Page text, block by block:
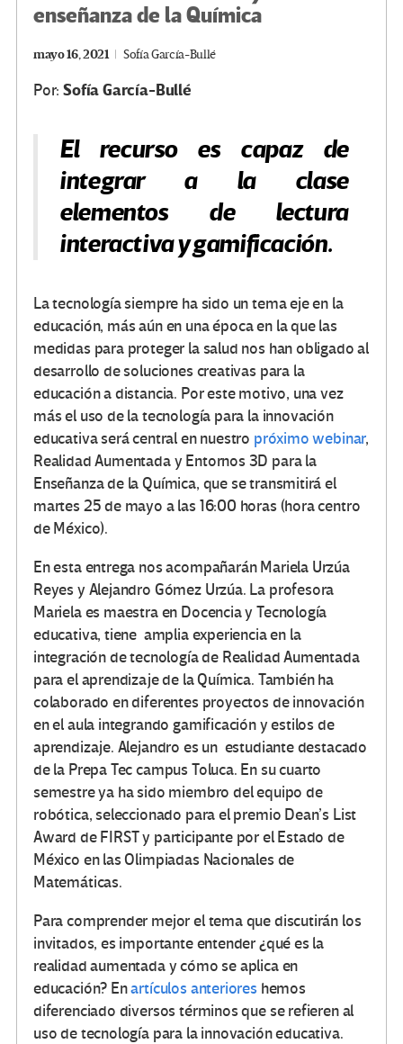
enseñanza de la Química
mayo 16, 2021 Sofía García-Bullé
Por:Sofía García-Bullé
El recurso es capaz de
integrar a la clase
elementos de lectura
interactiva y gamificación.
La tecnología siempre ha sido un tema eje en la
educación, más aún en una época en la que las
medidas para proteger la salud nos han obligado al
desarrollo de soluciones creativas para la
educación a distancia. Por este motivo, una vez
más el uso de la tecnología para la innovación
educativa será central en nuestro próximo webinar,
Realidad Aumentada y Entornos 3D para la
Enseñanza de la Química, que se transmitirá el
martes 25 de mayo a las 16:00 horas (hora centro
de México).
En esta entrega nos acompañarán Mariela Urzúa
Reyes y Alejandro Gómez Urzúa. La profesora
Mariela es maestra en Docencia y Tecnología
educativa, tiene amplia experiencia en la
integración de tecnología de Realidad Aumentada
para el aprendizaje de la Química. También ha
colaborado en diferentes proyectos de innovación
en el aula integrando gamificación y estilos de
aprendizaje. Alejandro es un estudiante destacado
de la Prepa Tec campus Toluca. En su cuarto
semestre ya ha sido miembro del equipo de
robótica, seleccionado para el premio Dean’s List
Award de FIRST y participante por el Estado de
México en las Olimpiadas Nacionales de
Matemáticas.
Para comprender mejor el tema que discutirán los
invitados, es importante entender ¿qué es la
realidad aumentada y cómo se aplica en
educación? Enartículos anteriores hemos
diferenciado diversos términos que se refieren al
uso de tecnología para la innovación educativa.